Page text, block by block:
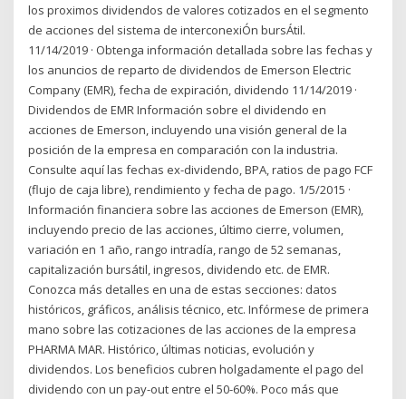
los proximos dividendos de valores cotizados en el segmento
de acciones del sistema de interconexiÓn bursÁtil.
11/14/2019 · Obtenga información detallada sobre las fechas y
los anuncios de reparto de dividendos de Emerson Electric
Company (EMR), fecha de expiración, dividendo 11/14/2019 ·
Dividendos de EMR Información sobre el dividendo en
acciones de Emerson, incluyendo una visión general de la
posición de la empresa en comparación con la industria.
Consulte aquí las fechas ex-dividendo, BPA, ratios de pago FCF
(flujo de caja libre), rendimiento y fecha de pago. 1/5/2015 ·
Información financiera sobre las acciones de Emerson (EMR),
incluyendo precio de las acciones, último cierre, volumen,
variación en 1 año, rango intradía, rango de 52 semanas,
capitalización bursátil, ingresos, dividendo etc. de EMR.
Conozca más detalles en una de estas secciones: datos
históricos, gráficos, análisis técnico, etc. Infórmese de primera
mano sobre las cotizaciones de las acciones de la empresa
PHARMA MAR. Histórico, últimas noticias, evolución y
dividendos. Los beneficios cubren holgadamente el pago del
dividendo con un pay-out entre el 50-60%. Poco más que